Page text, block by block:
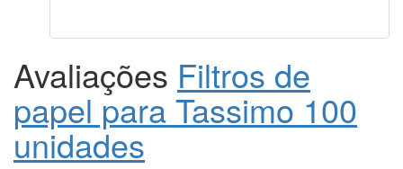
Avaliações Filtros de
papel para Tassimo 100
unidades